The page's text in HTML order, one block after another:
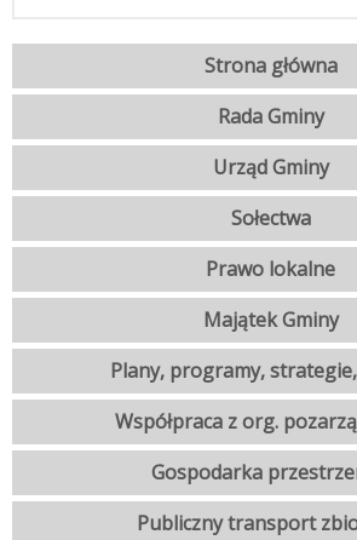
Strona główna
Rada Gminy
Urząd Gminy
Sołectwa
Prawo lokalne
Majątek Gminy
Plany, programy,
Współpraca z org.
Gospodarka
Publiczny transport